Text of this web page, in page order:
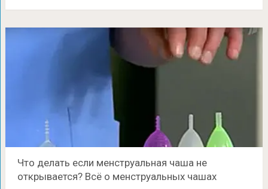
Что делать если менструальная чаша не
открывается? Всё о менструальных чашах